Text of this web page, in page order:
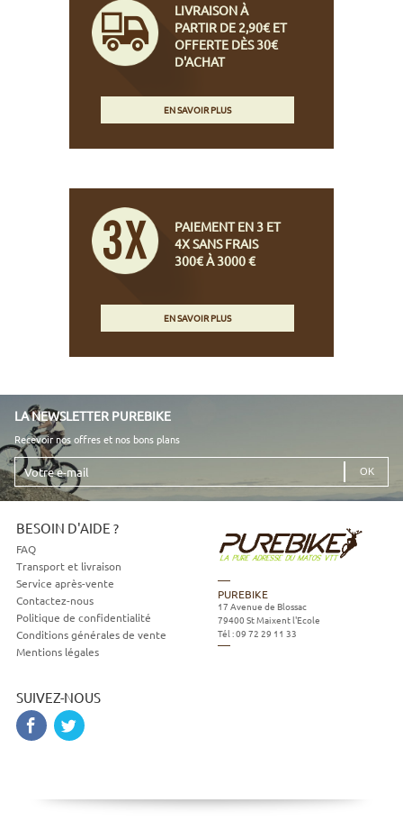
LIVRAISON À
PARTIR DE 2,90€ ET
OFFERTE DÈS 30€
D'ACHAT
EN SAVOIR PLUS
PAIEMENT EN 3 ET
4X SANS FRAIS
300€ À 3000 €
EN SAVOIR PLUS
LA NEWSLETTER PUREBIKE
Recevoir nos offres et nos bons plans
Votre
e-
mail
BESOIN D'AIDE ?
FAQ
Transport et livraison
Service après-vente
Contactez-nous
Politique de confidentialité
Conditions générales de vente
Mentions légales
SUIVEZ-NOUS
PUREBIKE
17 Avenue de Blossac
79400 St Maixent l'Ecole
Tél :09 72 29 11 33